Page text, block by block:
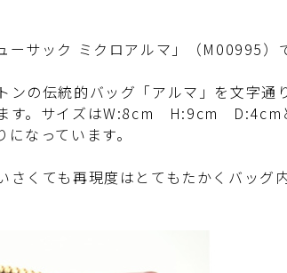
ーサック ミクロアルマ」（M00995）
ンの伝統的バッグ「アルマ」を文字通
す。サイズはW:8cm H:9cm D:4cm
なっています。
くても再現度はとてもたかくバッグ